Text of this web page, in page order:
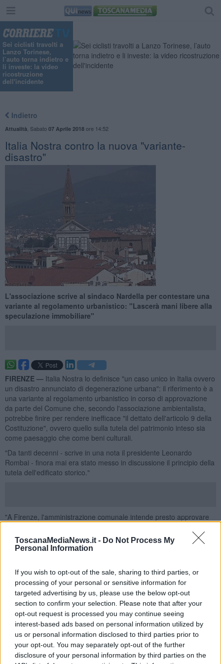
ToscanaMediaNews.it - Do Not Process My
Personal Information
If you wish to opt-out of the sale, sharing to third parties, or
processing of your personal or sensitive information for
targeted advertising by us, please use the below opt-out
section to confirm your selection. Please note that after your
opt-out request is processed you may continue seeing
interest-based ads based on personal information utilized by
us or personal information disclosed to third parties prior to
your opt-out. You may separately opt-out of the further
disclosure of your personal information by third parties on the
Sei ciclisti travolti a
Lanzo Torinese,
l’auto torna indietro e
li investe: la video
ricostruzione
dell'incidente
Indietro
Attualità Sabato 07 Aprile 2018ore 14:52
Italia Nostra contro la nuova "variante-
disastro"
L'associazione scrive al sindaco Nardella per contestare una
variante al regolamento urbanistico: "Lascerà mani libere alla
speculazione immobiliare"
FIRENZE — Italia Nostra lo definisce "un caso unico in Italia ovvero
un disastro annunciato di degenerazione urbana": il riferimento è a
una variante al regolamento urbanistico in corso di approvazione
da parte del Comune che, secondo l'associazione ambientalista,
potrebbe finire per rendere inefficace "il dettato dell'articolo 9 della
Costituzione", ovvero quello sulla tutela del patrimonio inteso sia
come paesaggio che come beni culturali.
"Da tanti decenni - scrive in una nota il presidente Leonardo
Rombai - finora mai era stato messo in discussione il principio della
tutela dell'edificato storico."
"A Firenze, l'amministrazione comunale intende presto approvare
grottescamente, come strumento innovativo di rigenerazione
urbana - si legge nella nota di Italia Nostra - Invece la variante
tradizionale vita produttiva e socio-culturale, in locatione dormitorio
a servizio di un turismo internazionale di massa, sempre più
carente in fatto di motivazioni culturali e sociali specificamente
riferite alla storia e al presente della città".
"In macroscopico contrasto e in stridente incompatibilità con lo
status di patrimonio dell'umanità Unesco, oltre che con le
prescrizioni del vigente Codice dei Beni Culturali e del Paesaggio e
con la prassi consolidata, alla scala internazionale, che consacra il
restauro conservativo come il metodo di intervento più indicato per